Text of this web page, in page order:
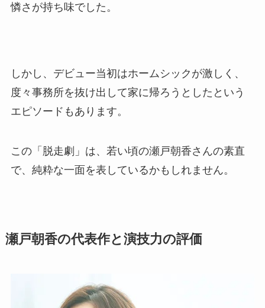
憐さが持ち味でした。
しかし、デビュー当初はホームシックが激しく、
度々事務所を抜け出して家に帰ろうとしたという
エピソードもあります。
この「脱走劇」は、若い頃の瀬戸朝香さんの素直
で、純粋な一面を表しているかもしれません。
瀬戸朝香の代表作と演技力の評価